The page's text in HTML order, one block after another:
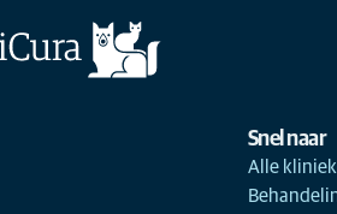
Snel naar
Alle